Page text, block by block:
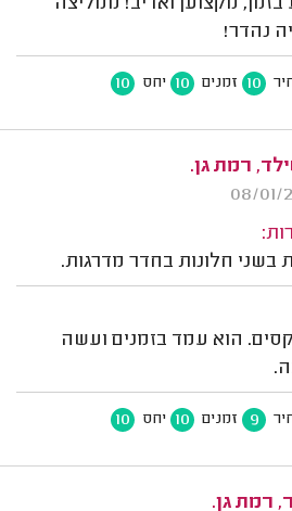
מקצוען ואדיב! ממליצה
נהדר!
10 זמנים 10 יחס 10
רמת גן.
בשני חלונות בחדר מדרגות.
הוא עמד בזמנים ועשה
9 זמנים 10 יחס 10
רמת גן.